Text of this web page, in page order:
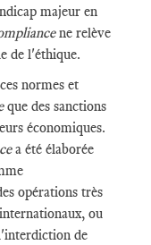
majeur en
ne relève
de l'éthique.
normes et
que des sanctions
économiques.
a été élaborée
opérations très
ou
de